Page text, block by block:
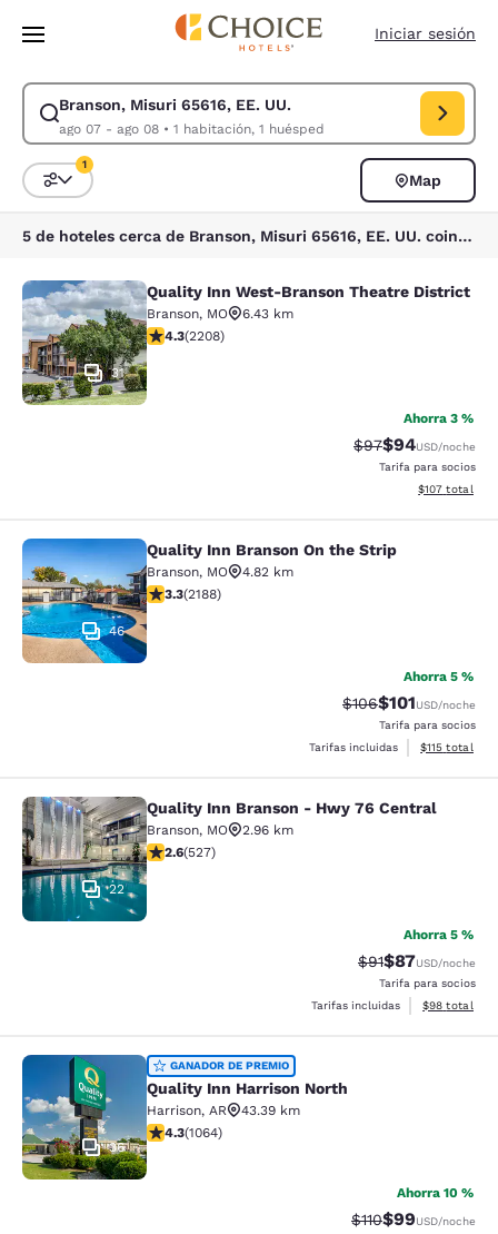
Pasar A Contenido Principal
Iniciar sesión
Branson, Misuri 65616, EE. UU.
ago 07 - ago 08• 1 habitación, 1 huésped
Modificar la búsqueda de Branson, Misuri 65616, EE. UU.. Fecha de
Ordenar y filtrar
1
Map
5 de hoteles cerca de Branson, Misuri 65616, EE. UU. coinciden con tus filtros
Quality Inn West-Branson Theatre
31
Quality Inn West-Branson Theatre District
Branson, MO
6.43 km
calificación de 4.28 estrellas. Excelente. 2208 reseñas
4.3(2208)
Ahorra 3 %
Precio tachado:
$97Precio con
$94USD/noche
Tarifa para socios
Ver detalles
$107 total
Quality Inn Branson On the Strip
46
Quality Inn Branson On the Strip
Branson, MO
4.82 km
calificación de 3.27 estrellas. Bueno. 2188 reseñas
3.3(2188)
Ahorra 5 %
Precio tachado:
$106Precio con
$101USD/noche
Tarifa para socios
Tarifas incluidas
Ver detalles
$115 total
Quality Inn Branson - Hwy 76
22
Quality Inn Branson - Hwy 76 Central
Branson, MO
2.96 km
calificación de 2.61 estrellas. Feria. 527 reseñas
2.6(527)
Ahorra 5 %
Precio tachado:
$91Precio con
$87USD/noche
Tarifa para socios
Tarifas incluidas
Ver detalles
$98 total
Quality Inn Harrison North
36
GANADOR DE PREMIO
Quality Inn Harrison North
Harrison, AR
43.39 km
calificación de 4.28 estrellas. Excelente. 1064 reseñas
4.3(1064)
Ahorra 10 %
Precio tachado:
$110Precio con
$99USD/noche